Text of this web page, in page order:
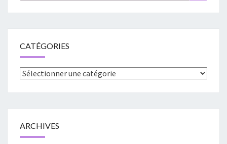
CATÉGORIES
Catégories
ARCHIVES